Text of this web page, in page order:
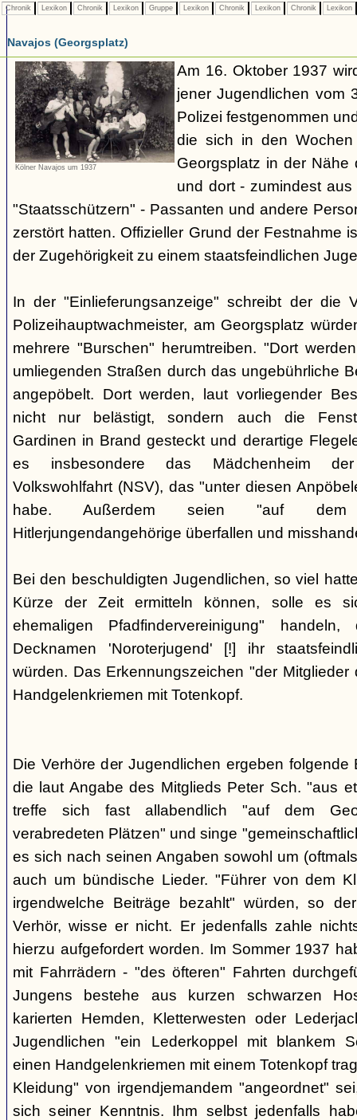
Chronik Lexikon Chronik Lexikon Gruppe Lexikon Chronik Lexikon Chronik Lexikon
Navajos (Georgsplatz)
Kölner Navajos um 1937
Am 16. Oktober 1937
jener Jugendlichen vom
Polizei festgenommen
die sich in den
Georgsplatz in der Nähe
und dort - zumindest
"Staatsschützern" - Passanten und andere
zerstört hatten. Offizieller Grund der Festnahme
der Zugehörigkeit zu einem staatsfeindlichen
In der "Einlieferungsanzeige" schreibt der die
Polizeihauptwachmeister, am Georgsplatz
mehrere "Burschen" herumtreiben. "Dort
umliegenden Straßen durch das ungebührliche
angepöbelt. Dort werden, laut vorliegender
nicht nur belästigt, sondern auch die
Gardinen in Brand gesteckt und derartige
es insbesondere das Mädchenheim der
Volkswohlfahrt (NSV), das "unter diesen
habe. Außerdem seien "auf dem
Hitlerjungendangehörige überfallen und
Bei den beschuldigten Jugendlichen, so viel
Kürze der Zeit ermitteln können, solle es
ehemaligen Pfadfindervereinigung"
Decknamen 'Noroterjugend' [!] ihr
würden. Das Erkennungszeichen "der Mitglieder
Handgelenkriemen mit Totenkopf.
Die Verhöre der Jugendlichen ergeben folgende
die laut Angabe des Mitglieds Peter Sch. "aus
treffe sich fast allabendlich "auf dem
verabredeten Plätzen" und singe
es sich nach seinen Angaben sowohl um
auch um bündische Lieder. "Führer von dem
irgendwelche Beiträge bezahlt" würden, so
Verhör, wisse er nicht. Er jedenfalls zahle
hierzu aufgefordert worden. Im Sommer 1937
mit Fahrrädern - "des öfteren" Fahrten
Jungens bestehe aus kurzen schwarzen
karierten Hemden, Kletterwesten oder
Jugendlichen "ein Lederkoppel mit blankem
einen Handgelenkriemen mit einem Totenkopf
Kleidung" von irgendjemandem "angeordnet"
sich seiner Kenntnis. Ihm selbst jedenfalls